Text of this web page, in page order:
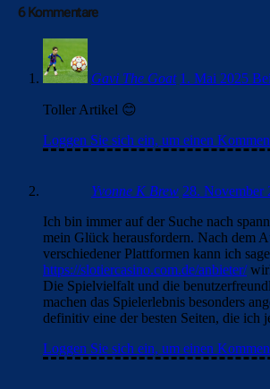
6 Kommentare
Gavi The Goat 1. Mai 2025
Toller Artikel 😊
Loggen Sie sich ein, um einen
Yvonne K Brew 28. November
Ich bin immer auf der Suche nach
mein Glück herausfordern. Nach dem
verschiedener Plattformen kann ich
https://slotiercasino.com.de/anbieter/
Die Spielvielfalt und die
machen das Spielerlebnis besonders
definitiv eine der besten Seiten, die ich
Loggen Sie sich ein, um einen